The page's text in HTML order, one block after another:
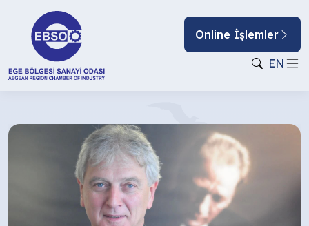
Online İşlemler
EN